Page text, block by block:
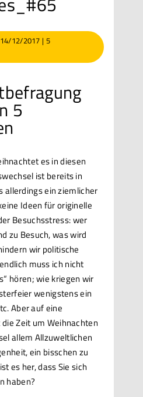
14/12/2017 | 5
5
es in diesen
ist bereits in
allerdings ein ziemlicher
Ideen für originelle
Besuchsstress: wer
zu Besuch, was wird
wir politische
muss ich nicht
hören; wie kriegen wir
wenigstens ein
Aber auf eine
Zeit um Weihnachten
allem Allzuweltlichen
ein bisschen zu
es her, dass Sie sich
haben?